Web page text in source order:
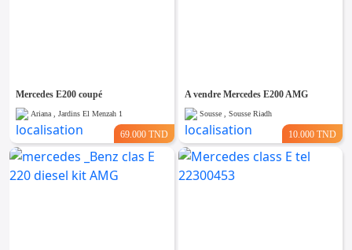
Mercedes E200 coupé
Ariana , Jardins El Menzah 1
69.000 TND
A vendre Mercedes E200 AMG
Sousse , Sousse Riadh
10.000 TND